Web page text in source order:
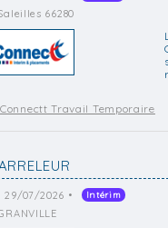
66280
Connectt Travail Temporaire
29/07/2026 • Intérim